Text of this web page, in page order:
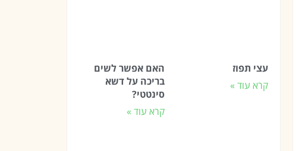
עצי תפוז
קרא עוד »
האם אפשר לשים
בריכה על דשא
סינטטי?
קרא עוד »